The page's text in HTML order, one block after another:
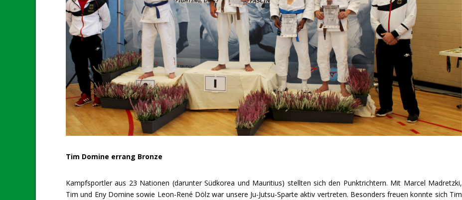
Tim Domine errang Bronze
Kampfsportler aus 23 Nationen (darunter Südkorea und Mauritius) stellten sich den Punktrichtern. Mit Marcel Madretzki,
Tim und Eny Domine sowie Leon-René Dölz war unsere Ju-Jutsu-Sparte aktiv vertreten. Besonders freuen konnte sich Tim